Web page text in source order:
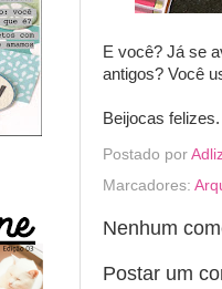
E você? Já se
antigos? Você
Beijocas
Postado por
Marcadores:
Nenhum
Postar um